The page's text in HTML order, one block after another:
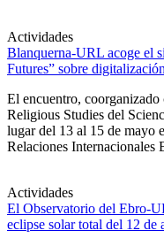
Actividades
Blanquerna-URL acoge el
Futures” sobre
El encuentro,
Religious Studies del
lugar del 13 al 15 de mayo
Relaciones Internacionales
Actividades
El Observatorio del Ebro-
eclipse solar total del 12 de